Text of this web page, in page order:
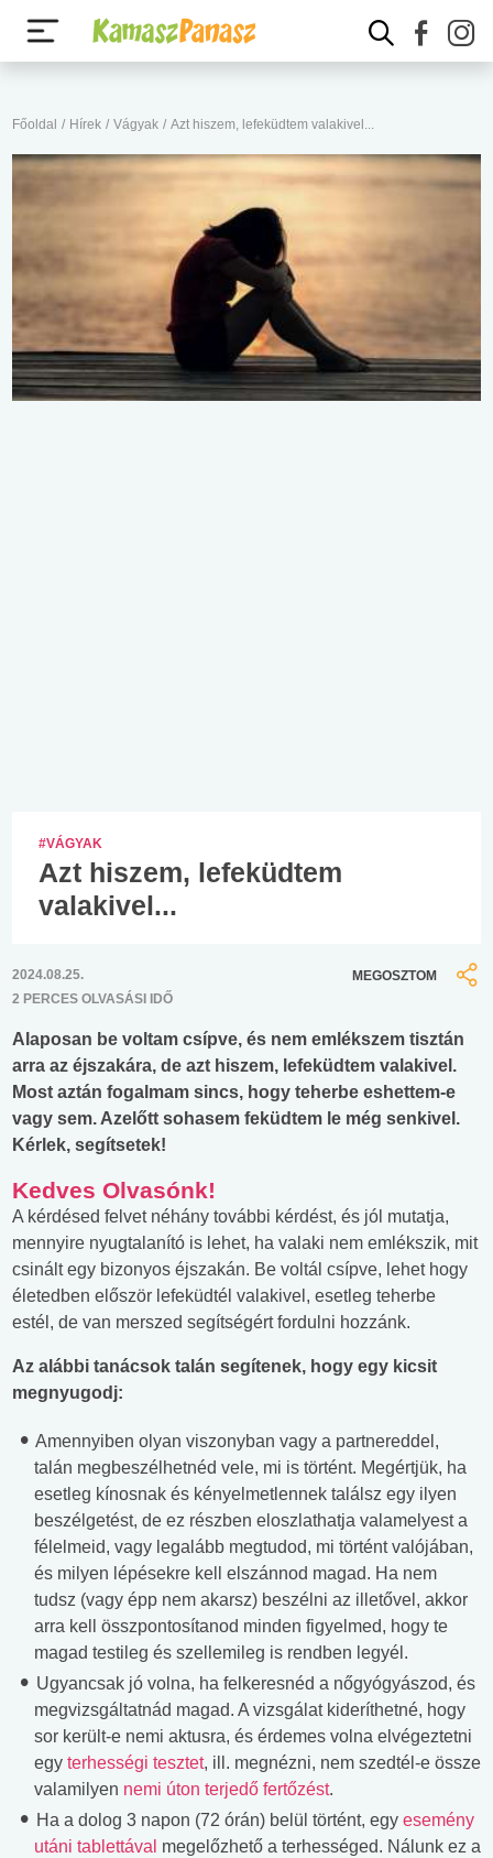
Főoldal / Hírek / Vágyak / Azt hiszem, lefeküdtem valakivel...
#VÁGYAK
Azt hiszem, lefeküdtem
valakivel...
2024.08.25.
2 PERCES OLVASÁSI IDŐ
MEGOSZTOM
Alaposan be voltam csípve, és nem emlékszem tisztán
arra az éjszakára, de azt hiszem, lefeküdtem valakivel.
Most aztán fogalmam sincs, hogy teherbe eshettem-e
vagy sem. Azelőtt sohasem feküdtem le még senkivel.
Kérlek, segítsetek!
Kedves Olvasónk!
A kérdésed felvet néhány további kérdést, és jól mutatja,
mennyire nyugtalanító is lehet, ha valaki nem emlékszik, mit
csinált egy bizonyos éjszakán. Be voltál csípve, lehet hogy
életedben először lefeküdtél valakivel, esetleg teherbe
estél, de van merszed segítségért fordulni hozzánk.
Az alábbi tanácsok talán segítenek, hogy egy kicsit
megnyugodj:
Amennyiben olyan viszonyban vagy a partnereddel,
talán megbeszélhetnéd vele, mi is történt. Megértjük, ha
esetleg kínosnak és kényelmetlennek találsz egy ilyen
beszélgetést, de ez részben eloszlathatja valamelyest a
félelmeid, vagy legalább megtudod, mi történt valójában,
és milyen lépésekre kell elszánnod magad. Ha nem
tudsz (vagy épp nem akarsz) beszélni az illetővel, akkor
arra kell összpontosítanod minden figyelmed, hogy te
magad testileg és szellemileg is rendben legyél.
Ugyancsak jó volna, ha felkeresnéd a nőgyógyászod, és
megvizsgáltatnád magad. A vizsgálat kideríthetné, hogy
sor került-e nemi aktusra, és érdemes volna elvégeztetni
egy terhességi tesztet, ill. megnézni, nem szedtél-e össze
valamilyen nemi úton terjedő fertőzést.
Ha a dolog 3 napon (72 órán) belül történt, egy esemény
utáni tablettával megelőzhető a terhességed. Nálunk ez a